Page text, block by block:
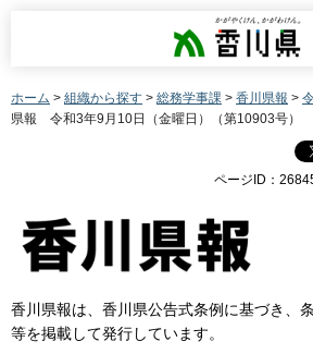
香川県
ホーム > 組織から探す > 総務学事課 > 香川県報 >
県報 令和3年9月10日（金曜日）（第10903号）
ページID：
香川県報は、香川県公告式条例に基づき、
等を掲載して発行しています。